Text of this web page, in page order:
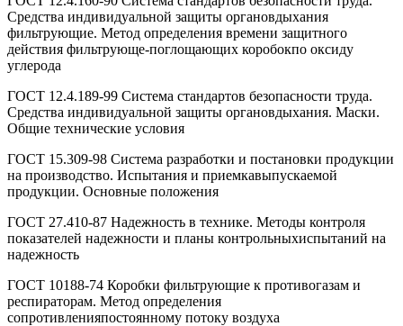
Средства индивидуальной защиты органовдыхания
фильтрующие. Метод определения времени защитного
действия фильтрующе-поглощающих коробокпо оксиду
углерода
ГОСТ 12.4.189-99 Система стандартов безопасности труда.
Средства индивидуальной защиты органовдыхания. Маски.
Общие технические условия
ГОСТ 15.309-98 Система разработки и постановки продукции
на производство. Испытания и приемкавыпускаемой
продукции. Основные положения
ГОСТ 27.410-87 Надежность в технике. Методы контроля
показателей надежности и планы контрольныхиспытаний на
надежность
ГОСТ 10188-74 Коробки фильтрующие к противогазам и
респираторам. Метод определения
сопротивленияпостоянному потоку воздуха